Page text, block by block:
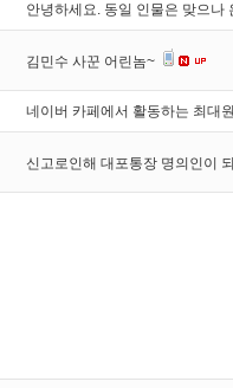
안녕하세요. 동일 인물은 맞으나
김민수 사꾼 어린놈~
네이버 카페에서 활동하는 최대
신고로인해 대포통장 명의인이